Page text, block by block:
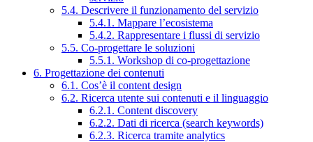
5.4. Descrivere il funzionamento del servizio
5.4.1. Mappare l’ecosistema
5.4.2. Rappresentare i flussi di servizio
5.5. Co-progettare le soluzioni
5.5.1. Workshop di co-progettazione
6. Progettazione dei contenuti
6.1. Cos’è il content design
6.2. Ricerca utente sui contenuti e il linguaggio
6.2.1. Content discovery
6.2.2. Dati di ricerca (search keywords)
6.2.3. Ricerca tramite analytics